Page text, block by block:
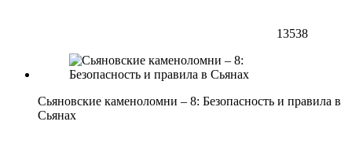
13538
Сьяновские каменоломни – 8: Безопасность и правила в
Сьянах